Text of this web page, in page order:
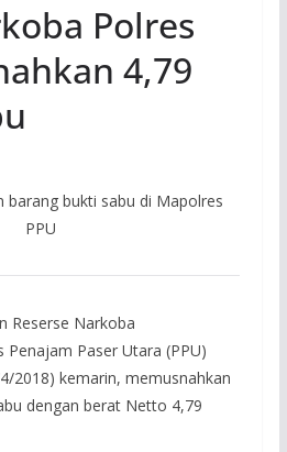
Polres
4,79
barang bukti sabu di Mapolres
PPU
Reserse Narkoba
Penajam Paser Utara (PPU)
2018) kemarin, memusnahkan
dengan berat Netto 4,79